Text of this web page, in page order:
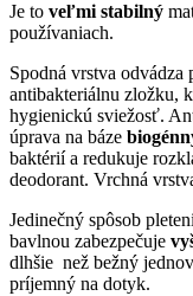
Je to veľmi stabilný
používaniach.
Spodná vrstva odvádza
antibakteriálnu zložku,
hygienickú sviežosť.
úprava na báze
baktérií a redukuje
deodorant. Vrchná
Jedinečný spôsob
bavlnou zabezpečuje
dlhšie než bežný
príjemný na dotyk.